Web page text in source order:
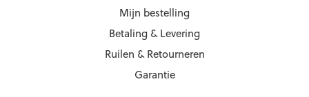
Mijn bestelling
Betaling & Levering
Ruilen & Retourneren
Garantie